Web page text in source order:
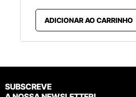
ADICIONAR AO CARRINHO
SUBSCREVE